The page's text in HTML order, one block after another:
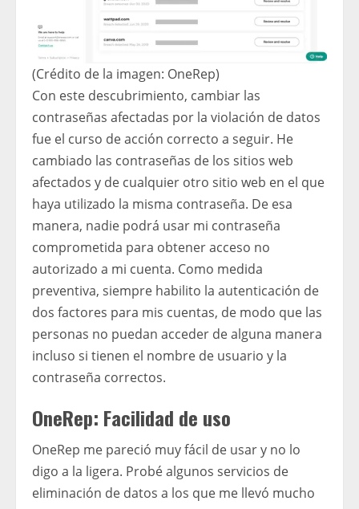
(Crédito de la imagen: OneRep)
Con este descubrimiento, cambiar las
contraseñas afectadas por la violación de datos
fue el curso de acción correcto a seguir. He
cambiado las contraseñas de los sitios web
afectados y de cualquier otro sitio web en el que
haya utilizado la misma contraseña. De esa
manera, nadie podrá usar mi contraseña
comprometida para obtener acceso no
autorizado a mi cuenta. Como medida
preventiva, siempre habilito la autenticación de
dos factores para mis cuentas, de modo que las
personas no puedan acceder de alguna manera
incluso si tienen el nombre de usuario y la
contraseña correctos.
OneRep: Facilidad de uso
OneRep me pareció muy fácil de usar y no lo
digo a la ligera. Probé algunos servicios de
eliminación de datos a los que me llevó mucho